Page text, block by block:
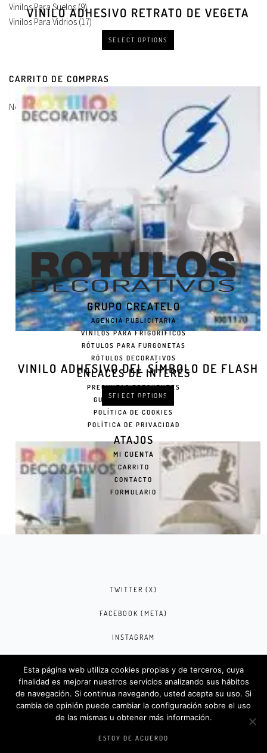
VINILO ADHESIVO RETRATO DE VEGETA
SELECT OPTIONS
VINILO ADHESIVO DEL SÍMBOLO DE FLASH
SELECT OPTIONS
VINILO ADHESIVO RETRATO DE SUPERMAN
Vinilos Para Suelos(9)
Vinilos Para Vidrios (17)
CARRITO DE COMPRAS
No hay productos en el carrito.
GRUPO CREATELO
AGENCIA PUBLICITARIA
VINILOS PARA FRIGORÍFICOS
RÓTULOS PARA FURGONETAS
RÓTULOS DECORATIVOS
ENLACES DE INTERÉS
PREGUNTAS FRECUENTES
GUÍA DE INSTALACIÓN
POLÍTICA DE COOKIES
POLÍTICA DE PRIVACIDAD
ATAJOS
MI CUENTA
CARRITO
CONTACTO
FORMULARIO
TWITTER (X)
FACEBOOK (META)
INSTAGRAM
Rotulosdecorativos.com © 2024. Diseño &
Codigos porCreatelo.com.es.
Esta página web utiliza cookies propias y de terceros, cuya
finalidad es mejorar nuestros servicios analizando sus hábitos
de navegación. Si continua navegando, usted acepta su uso. Si
cambia de opinión puede cambiar la configuración sobre el uso
de las mismas u obtener más información.
ESTOY DE ACUERDO